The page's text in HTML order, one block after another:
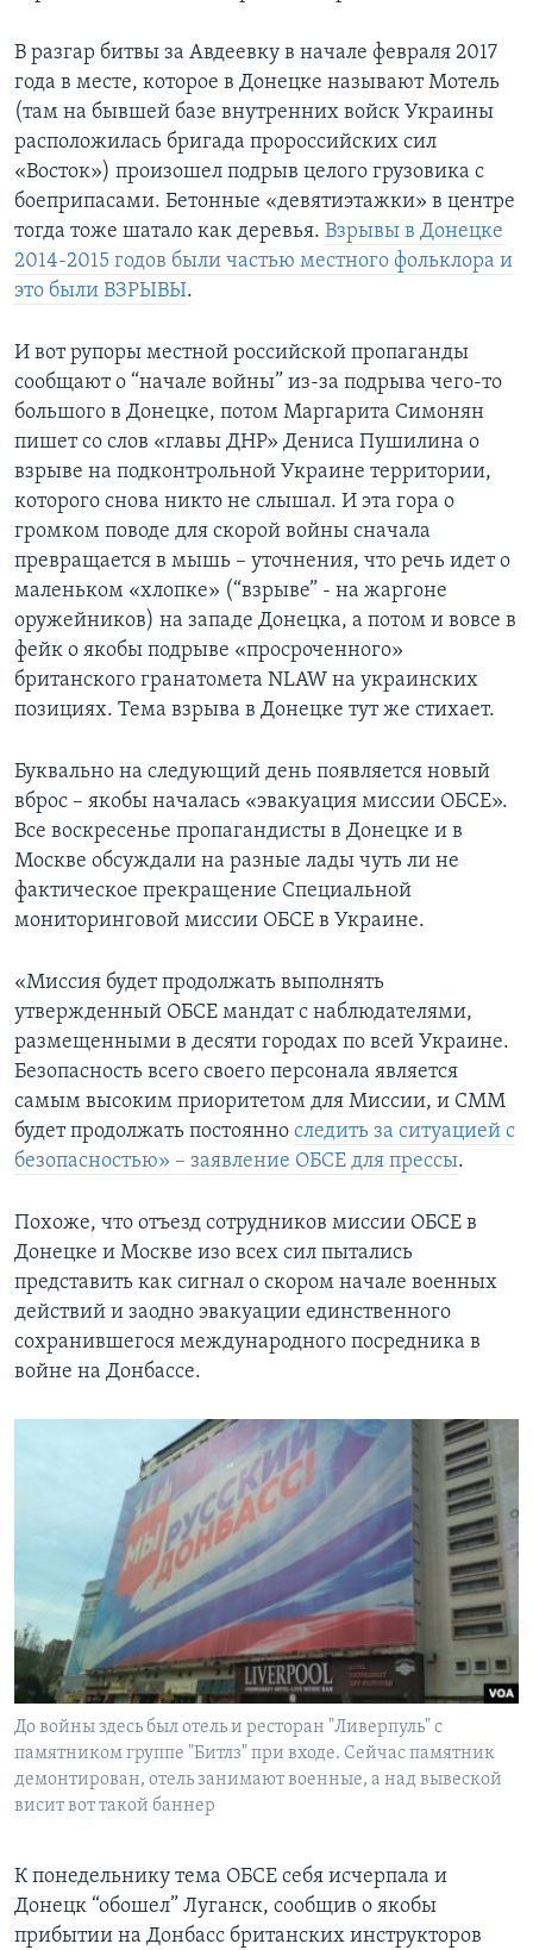
В разгар битвы за Авдеевку в начале февраля 2017
года в месте, которое в Донецке называют Мотель
(там на бывшей базе внутренних войск Украины
расположилась бригада пророссийских сил
«Восток») произошел подрыв целого грузовика с
боеприпасами. Бетонные «девятиэтажки» в центре
тогда тоже шатало как деревья. Взрывы в Донецке
2014-2015 годов были частью местного фольклора и
это были ВЗРЫВЫ.
И вот рупоры местной российской пропаганды
сообщают о “начале войны” из-за подрыва чего-то
большого в Донецке, потом Маргарита Симонян
пишет со слов «главы ДНР» Дениса Пушилина о
взрыве на подконтрольной Украине территории,
которого снова никто не слышал. И эта гора о
громком поводе для скорой войны сначала
превращается в мышь – уточнения, что речь идет о
маленьком «хлопке» (“взрыве” - на жаргоне
оружейников) на западе Донецка, а потом и вовсе в
фейк о якобы подрыве «просроченного»
британского гранатомета NLAW на украинских
позициях. Тема взрыва в Донецке тут же стихает.
Буквально на следующий день появляется новый
вброс – якобы началась «эвакуация миссии ОБСЕ».
Все воскресенье пропагандисты в Донецке и в
Москве обсуждали на разные лады чуть ли не
фактическое прекращение Специальной
мониторинговой миссии ОБСЕ в Украине.
«Миссия будет продолжать выполнять
утвержденный ОБСЕ мандат с наблюдателями,
размещенными в десяти городах по всей Украине.
Безопасность всего своего персонала является
самым высоким приоритетом для Миссии, и СММ
будет продолжать постоянно следить за ситуацией с
безопасностью» – заявление ОБСЕ для прессы.
Похоже, что отъезд сотрудников миссии ОБСЕ в
Донецке и Москве изо всех сил пытались
представить как сигнал о скором начале военных
действий и заодно эвакуации единственного
сохранившегося международного посредника в
войне на Донбассе.
До войны здесь был отель и ресторан "Ливерпуль" с
памятником группе "Битлз" при входе. Сейчас памятник
демонтирован, отель занимают военные, а над вывеской
висит вот такой баннер
К понедельнику тема ОБСЕ себя исчерпала и
Донецк “обошел” Луганск, сообщив о якобы
прибытии на Донбасс британских инструкторов